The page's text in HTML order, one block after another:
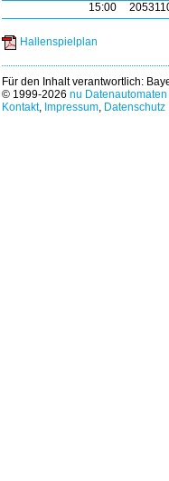
15:00
Hallenspielplan
Für den Inhalt verantwortlich:
© 1999-2026 nu
Kontakt, Impressum, Datenschutz